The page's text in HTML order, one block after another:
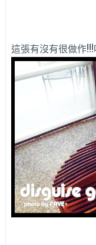
這張有沒有很做作